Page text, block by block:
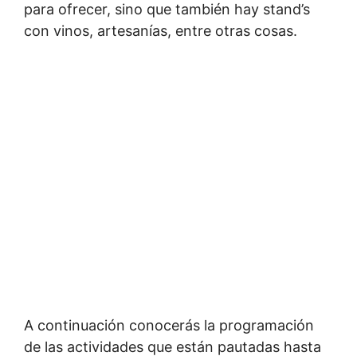
para ofrecer, sino que también hay stand’s
con vinos, artesanías, entre otras cosas.
A continuación conocerás la programación
de las actividades que están pautadas hasta